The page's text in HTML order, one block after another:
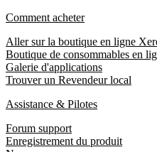
Comment acheter
Aller sur la boutique en ligne
Boutique de consommables en
Galerie d'applications
Trouver un Revendeur local
Assistance & Pilotes
Forum support
Enregistrement du produit